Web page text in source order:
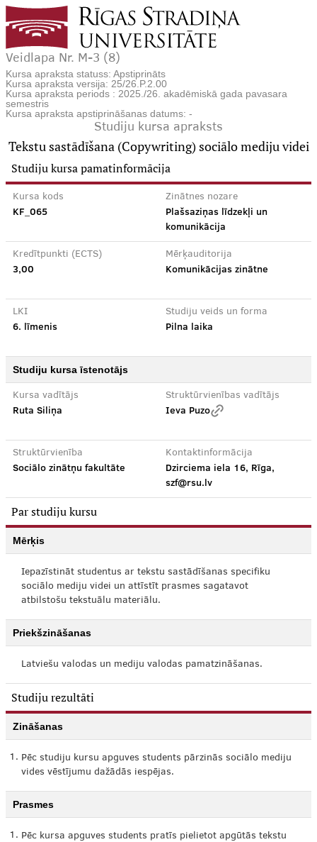
Veidlapa Nr. M-3 (8)
Kursa apraksta statuss: Apstiprināts
Kursa apraksta versija: 25/26.P.2.00
Kursa apraksta periods : 2025./26. akadēmiskā gada pavasara
semestris
Kursa apraksta apstiprināšanas datums: -
Studiju kursa apraksts
Tekstu sastādīšana (Copywriting) sociālo mediju videi
Studiju kursa pamatinformācija
Kursa kods
KF_065
Zinātnes nozare
Plašsaziņas līdzekļi un
komunikācija
Kredītpunkti (ECTS)
3,00
Mērķauditorija
Komunikācijas zinātne
LKI
6. līmenis
Studiju veids un forma
Pilna laika
Studiju kursa īstenotājs
Kursa vadītājs
Ruta Siliņa
Struktūrvienības vadītājs
Ieva Puzo
Struktūrvienība
Sociālo zinātņu fakultāte
Kontaktinformācija
Dzirciema iela 16, Rīga,
szf@rsu.lv
Par studiju kursu
Mērķis
Iepazīstināt studentus ar tekstu sastādīšanas specifiku
sociālo mediju videi un attīstīt prasmes sagatavot
atbilstošu tekstuālu materiālu.
Priekšzināšanas
Latviešu valodas un mediju valodas pamatzināšanas.
Studiju rezultāti
Zināšanas
1. Pēc studiju kursu apguves students pārzinās sociālo mediju
vides vēstījumu dažādās iespējas.
Prasmes
1. Pēc kursa apguves students pratīs pielietot apgūtās tekstu